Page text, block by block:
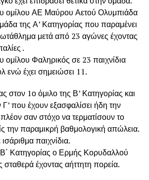
ομίλου ΑΕ Μαύρου Αετού Ολυμπιάδα
της Α’ Κατηγορίας που παραμένει
μετά από 23 αγώνες έχοντας
.
Φαληρικός σε 23 παιχνίδια
ενώ έχει σημειώσει 11.
1ο όμιλο της Β’ Κατηγορίας και
που έχουν εξασφαλίσει ήδη την
σαν στόχο να τερματίσουν το
την παραμικρή βαθμολογική απώλεια.
παιχνίδια.
Κατηγορίας ο Ερμής Κορυδαλλού
έχοντας αήττητη πορεία.